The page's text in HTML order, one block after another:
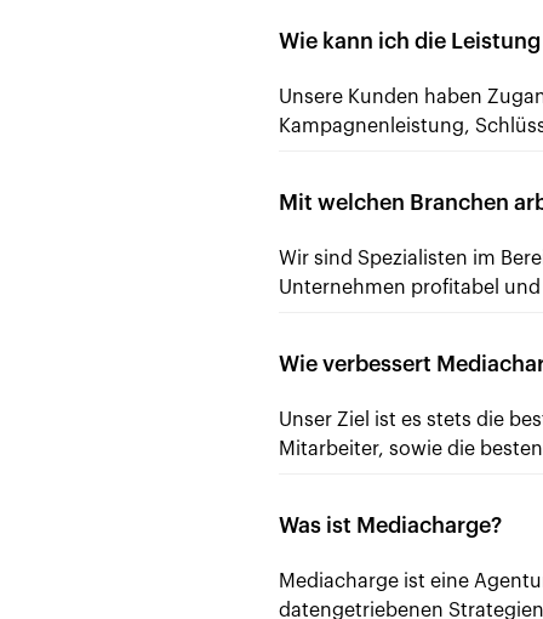
Wie kann ich die
Unsere Kunden haben
Kampagnenleistung,
Mit welchen Branchen
Wir sind Spezialisten im
Unternehmen profitabel
Wie verbessert
Unser Ziel ist es stets die
Mitarbeiter, sowie die
Was ist Mediacharge?
Mediacharge ist eine
datengetriebenen